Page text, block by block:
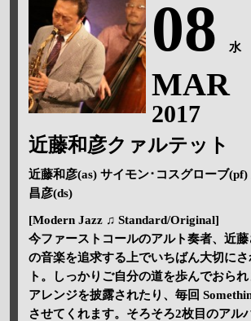
08 水
MAR
2017
近藤和彦クァルテット
近藤和彦(as) サイモン･コスグローブ
昌彦(ds)
[Modern Jazz ♫ Standard/Original]
今ファーストコールのアルト奏者、近
の音楽を追求する上でいちばん大切に
ト。しっかりご自分の道を歩んでおら
アレンジを披露されたり、毎回
させてくれます。そろそろ2枚目のアル